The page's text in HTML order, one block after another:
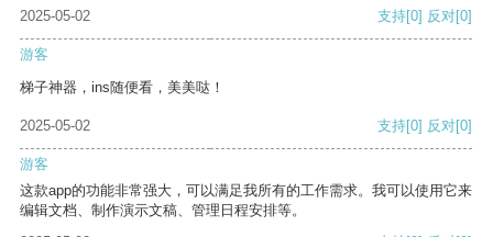
2025-05-02
支持[0] 反对[0]
游客
梯子神器，ins随便看，美美哒！
2025-05-02 支持[0] 反对[0]
游客
这款app的功能非常强大，可以满足我所有的工作需求。我可以使用它来
编辑文档、制作演示文稿、管理日程安排等。